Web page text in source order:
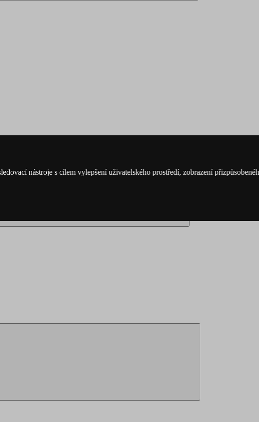
nástroje s cílem vylepšení uživatelského prostředí, zobrazení